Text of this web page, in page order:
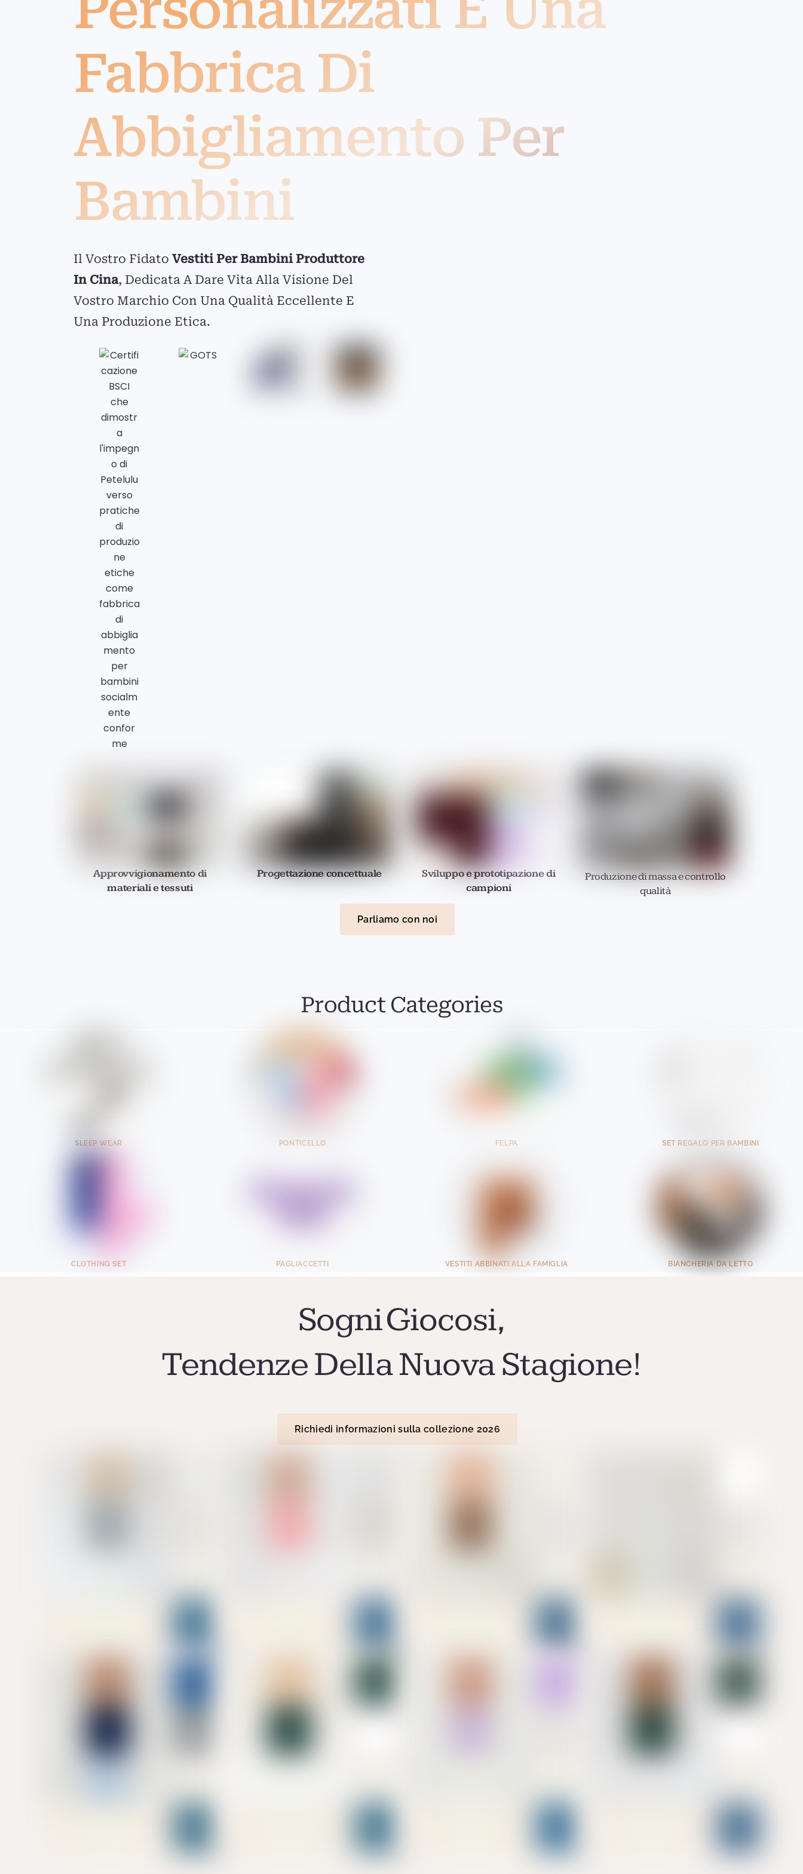
Fabbrica Di
Abbigliamento Per
Bambini
Il Vostro Fidato Vestiti Per Bambini Produttore
In Cina, Dedicata A Dare Vita Alla Visione Del
Vostro Marchio Con Una Qualità Eccellente E
Una Produzione Etica.
Approvvigionamento di
materiali e tessuti
Progettazione concettuale
Sviluppo e prototipazione di
campioni
Produzione di massa e controllo
qualità
Parliamo con noi
Product Categories
SLEEP WEAR
CLOTHING SET
PONTICELLO
PAGLIACCETTI
FELPA
VESTITI ABBINATI ALLA FAMIGLIA
SET REGALO PER BAMBINI
BIANCHERIA DA LETTO
Sogni Giocosi,
Tendenze Della Nuova Stagione!
Richiedi informazioni sulla collezione 2026